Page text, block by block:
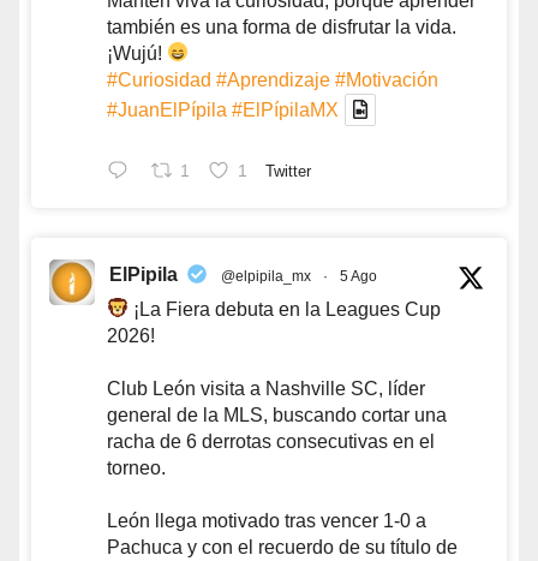
también es una forma de disfrutar la vida.
¡Wujú!
#Curiosidad #Aprendizaje #Motivación
#JuanElPípila #ElPípilaMX
1 1 Twitter
ElPipila @elpipila_mx · 5 Ago
¡La Fiera debuta en la Leagues Cup
2026!
Club León visita a Nashville SC, líder
general de la MLS, buscando cortar una
racha de 6 derrotas consecutivas en el
torneo.
León llega motivado tras vencer 1-0 a
Pachuca y con el recuerdo de su título de